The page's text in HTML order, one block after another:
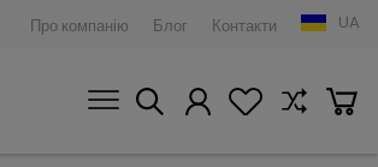
Про компанію Блог Контакти UA